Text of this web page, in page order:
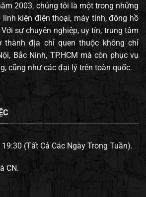
2003, chúng tôi là một trong những
kiện điện thoại, máy tính, đông hồ
sự chuyên nghiệp, uy tín, trung tâm
thành địa chỉ quen thuộc không chỉ
Bắc Ninh, TP.HCM mà còn phục vụ
cũng như các đại lý trên toàn quốc.
(Tất Cả Các Ngày Trong Tuần).
CN.